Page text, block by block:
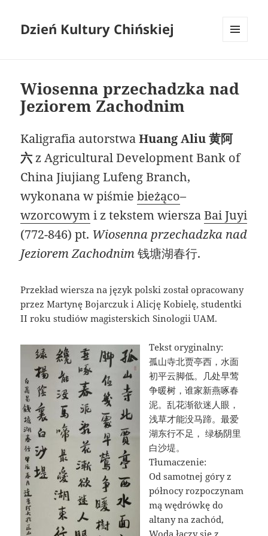
Dzień Kultury Chińskiej
Wiosenna przechadzka nad
Jeziorem Zachodnim
Kaligrafia autorstwaHuang Aliu 黄阿
六z Agricultural Development Bank of
China Jiujiang Lufeng Branch,
wykonana w piśmiebieżąco–
wzorcowymi z tekstem wierszaBai Juyi
(772-846) pt. Wiosenna przechadzka nad
Jeziorem Zachodnim钱塘湖春行.
Przekład wiersza na język polski został opracowany
przez Martynę Bojarczuk i Alicję Kobielę, studentki
II roku studiów magisterskich Sinologii UAM.
Tekst oryginalny:
孤山寺北贾亭西，水面
初平云脚低。几处早莺
争暖树，谁家新燕啄春
泥。乱花渐欲迷人眼，
浅草才能没马蹄。最爱
湖东行不足， 绿杨阴里
白沙堤。
Tłumaczenie:
Od samotnej góry z
północy rozpoczynam
mą wędrówkę do
altany na zachód,